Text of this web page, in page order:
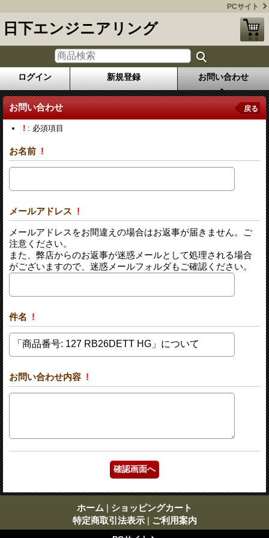
PCサイト
日下エンジニアリング
ログイン 新規登録 お問い合わせ
お問い合わせ 戻る
! : 必須項目
お名前 !
メールアドレス !
メールアドレスをお間違えの場合はお返事が届きません。ご
注意ください。
また、弊店からのお返事が迷惑メールとして処理される場合
がございますので、迷惑メールフォルダもご確認ください。
件名 !
お問い合わせ内容 !
ホーム | ショッピングカート
特定商取引法表示 | ご利用案内